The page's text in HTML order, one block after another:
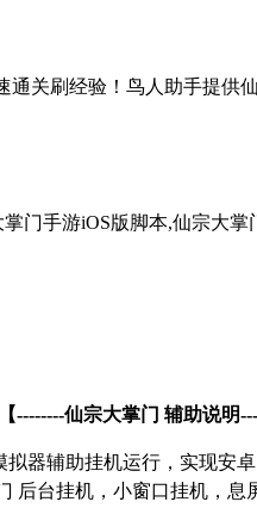
关刷经验！鸟人助手提
门手游iOS版脚本,仙宗大
【--------仙宗大掌门 辅助说明
器辅助挂机运行，实现安卓
后台挂机，小窗口挂机，